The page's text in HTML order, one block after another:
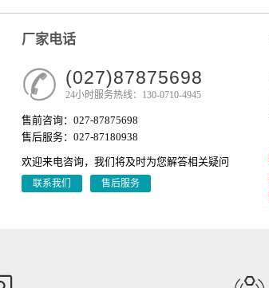
厂家电话
(027)87875698
24小时服务热线：130-0710-4945
售前咨询：027-87875698
售后服务：027-87180938
欢迎来电咨询，我们将及时为您解答相关疑问
联系我们 售后服务